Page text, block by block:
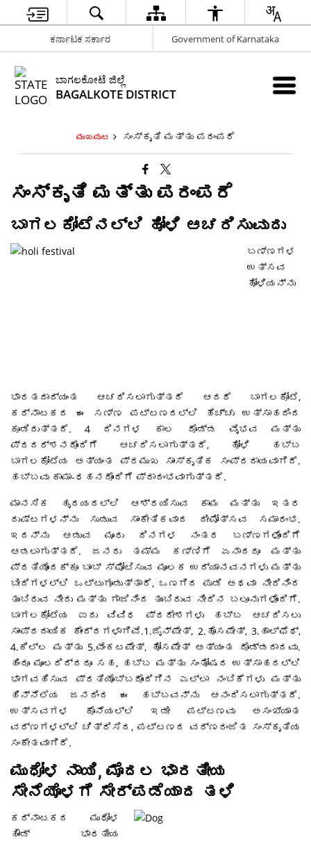
ಕರ್ನಾಟಕ ಸರ್ಕಾರ Government of Karnataka
ಬಾಗಲಕೋಟೆ ಜಿಲ್ಲೆ
BAGALKOTE DISTRICT
ಮುಖಪುಟ ಸಂಸ್ಕೃತಿ ಮತ್ತು ಪರಂಪರೆ
ಸಂಸ್ಕೃತಿ ಮತ್ತು ಪರಂಪರೆ
ಬಾಗಲಕೋಟೆನಲ್ಲಿ ಹೋಳಿ ಆಚರಿಸುವುದು
ಬಣ್ಣಗಳ
ಉತ್ಸವ
ಹೋಳಿಯನ್ನು
ಭಾರತದಾದ್ಯಂತ ಆಚರಿಸಲಾಗುತ್ತದೆ ಆದರೆ ಬಾಗಲಕೋಟೆ,
ಕರ್ನಾಟಕದ ಈ ಸಣ್ಣ ಪಟ್ಟಣದಲ್ಲಿ ಹೆಚ್ಚು ಉತ್ಸಾಹದಿಂದ
ಕೂಡಿರುತ್ತದೆ. 4 ದಿನಗಳ ಕಾಲ ದೊಡ್ಡ ವೈಭವ ಮತ್ತು
ಪ್ರದರ್ಶನದೊಂದಿಗೆ ಆಚರಿಸಲಾಗುತ್ತದೆ, ಹೋಳಿ ಹಬ್ಬ
ಬಾಗಲಕೋಟೆಯ ಅತ್ಯಂತ ಪ್ರಮುಖ ಸಾಂಸ್ಕೃತಿಕ ಸಂಪ್ರದಾಯವಾಗಿದೆ.
ಹಬ್ಬವು ಕಾಮಾ-ಧಹನದೊಂದಿಗೆ ಪ್ರಾರಂಭವಾಗುತ್ತದೆ.
ಮಾನಸಿಕ ಹೃದಯದಲ್ಲಿ ಆಶ್ರಯಿಸುವ ಕಾಮ ಮತ್ತು ಇತರ
ದುಷ್ಟಗಳನ್ನು ಸುಡುವ ಸಾಂಕೇತಿಕವಾದ ದೀಪೋತ್ಸವ ಸಮಾರಂಭ.
ಇದನ್ನು ಆಡುವ ಮೂರು ದಿನಗಳ ನಂತರ ಬಣ್ಣಗಳೊಂದಿಗೆ
ಆಡಲಾಗುತ್ತದೆ. ಜನರು ತಮ್ಮ ಕಣ್ಣಿಗೆ ಏನಾದರೂ ಮತ್ತು
ಪ್ರತಿಯೊಂದಕ್ಕೂ ಬಾಂಬ್ ಸ್ಫೋಟಿಸುವ ಮೂಲಕ ಉದ್ಯಾನವನಗಳು ಮತ್ತು
ಬೀದಿಗಳಲ್ಲಿ ಒಟ್ಟುಗೂಡುತ್ತಾರೆ, ಒಣಗಿದ ಪುಡಿ ಅಥವಾ ನೀರಿನಿಂದ
ತುಂಬಿರುವ ನೀರು ಮತ್ತು ಗಾಜಿನಿಂದ ತುಂಬಿರುವ ನೀರಿನ ಬಲೂನುಗಳೊಂದಿಗೆ.
ಬಾಗಲಕೋಟೆಯ ಐದು ವಿವಿಧ ಪ್ರದೇಶಗಳು ಹಬ್ಬ ಆಚರಿಸಲು
ಸಾಂಪ್ರದಾಯಿಕ ಕೇಂದ್ರಗಳಾಗಿವೆ.1.ಜೈನ್ಪೇತ್, 2.ಹೊಸಪೇತ್, 3.ಹಾಲ್ಫೆಥ್,
4.ಕಿಲ್ಲ ಮತ್ತು 5.ವೆಂಕಟಪೇತ್, ಹೋಸಪೇತ್ ಅತ್ಯಂತ ದೊಡ್ಡದಾದವು.
ಹಿಂದೂ ಮೂಲದಿದ್ದರೂ ಸಹ, ಹಬ್ಬ ಮತ್ತು ಸಂತೋಷದ ಉತ್ಸಾಹದಲ್ಲಿ
ಭಾಗವಹಿಸುವ ಪ್ರತಿಯೊಬ್ಬರೊಂದಿಗಿನ ಎಲ್ಲಾ ನಂಬಿಕೆಗಳು ಮತ್ತು
ಹಿನ್ನೆಲೆಯ ಜನರಿಂದ ಈ ಹಬ್ಬವನ್ನು ಆನಂದಿಸಲಾಗುತ್ತದೆ.
ಉತ್ಸವಗಳ ಕೊನೆಯಲ್ಲಿ ಇಡೀ ಪಟ್ಟಣವು ಅಸಂಖ್ಯಾತ
ವರ್ಣಗಳಲ್ಲಿ ಚಿತ್ರಿಸಿದ, ಪಟ್ಟಣದ ವರ್ಣರಂಜಿತ ಸಂಸ್ಕೃತಿಯ
ಸಂಕೇತವಾಗಿದೆ.
ಮುಧೋಳ ನಾಯಿ, ಮೊದಲ ಭಾರತೀಯ
ಸೇನೆಯೊಳಗೆ ಸೇರ್ಪಡೆಯಾದ ತಳಿ
ಕರ್ನಾಟಕದ ಮುಧೋಳ
ಹೌಂಡ್ ಭಾರತೀಯ